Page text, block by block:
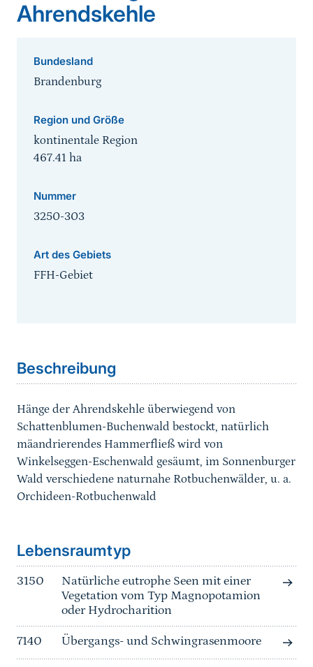
Ahrendskehle
Bundesland
Brandenburg
Region und Größe
kontinentale Region
467.41 ha
Nummer
3250-303
Art des Gebiets
FFH-Gebiet
Beschreibung
Hänge der Ahrendskehle überwiegend von
Schattenblumen-Buchenwald bestockt, natürlich
mäandrierendes Hammerfließ wird von
Winkelseggen-Eschenwald gesäumt, im Sonnenburger
Wald verschiedene naturnahe Rotbuchenwälder, u. a.
Orchideen-Rotbuchenwald
Lebensraumtyp
3150
Natürliche eutrophe Seen mit einer
Vegetation vom Typ Magnopotamion
oder Hydrocharition
7140 Übergangs- und Schwingrasenmoore